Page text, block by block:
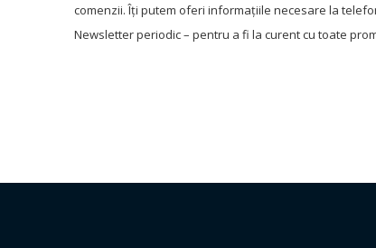
comenzii. Îți putem oferi informațiile necesare la
Newsletter periodic – pentru a fi la curent cu toate